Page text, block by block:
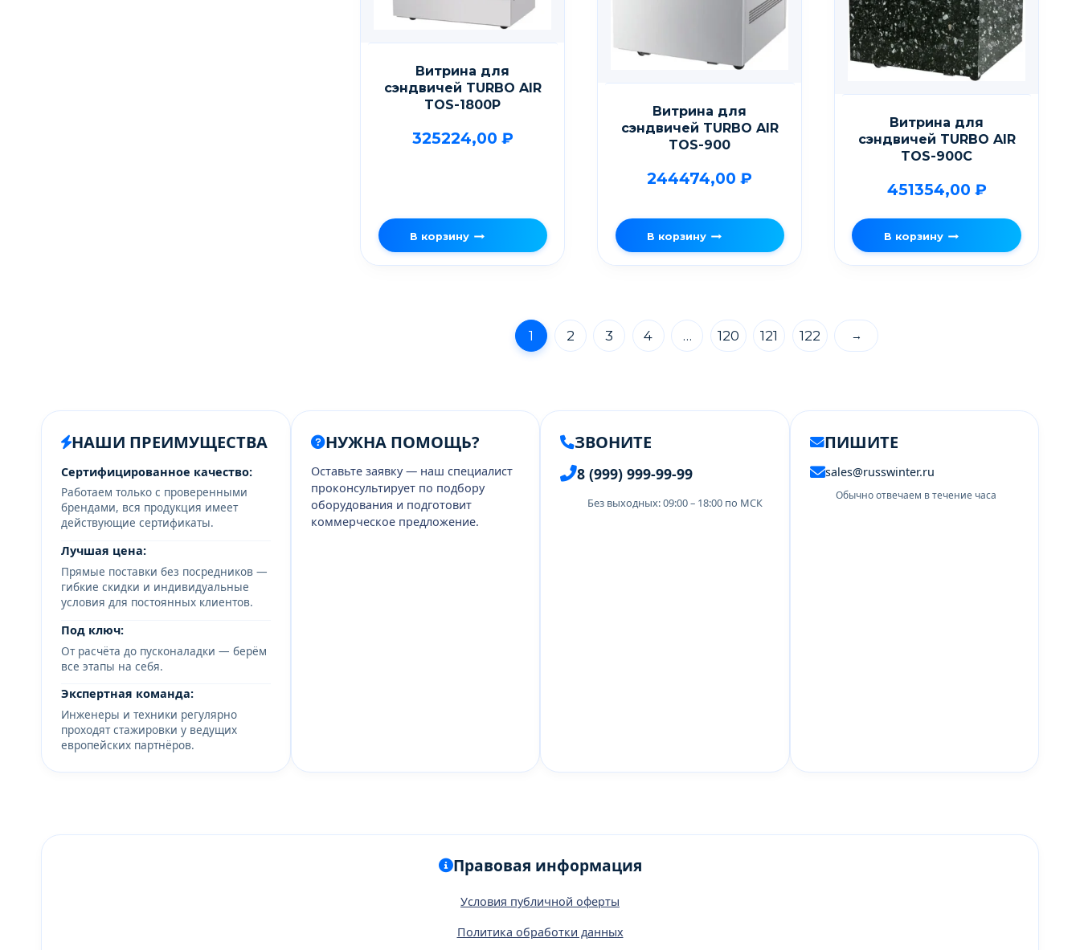
Витрина для
сэндвичей TURBO AIR
TOS-1800P
325224,00 ₽
В корзину
Витрина для
сэндвичей TURBO AIR
TOS-900
244474,00₽
В корзину
Витрина для
сэндвичей TURBO AIR
TOS-900C
451354,00 ₽
В корзину
1 2 3 4 … 120 121 122 →
НАШИ ПРЕИМУЩЕСТВА
Сертифицированное качество:
Работаем только с проверенными
брендами, вся продукция имеет
действующие сертификаты.
Лучшая цена:
Прямые поставки без посредников —
гибкие скидки и индивидуальные
условия для постоянных клиентов.
Под ключ:
От расчёта до пусконаладки — берём
все этапы на себя.
Экспертная команда:
Инженеры и техники регулярно
проходят стажировки у ведущих
европейских партнёров.
НУЖНА ПОМОЩЬ?
Оставьте заявку — наш специалист
проконсультирует по подбору
оборудования и подготовит
коммерческое предложение.
ЗВОНИТЕ
8 (999) 999-99-99
Без выходных: 09:00 – 18:00 по МСК
ПИШИТЕ
sales@russwinter.ru
Обычно отвечаем в течение часа
Правовая информация
Условия публичной оферты
Политика обработки данных